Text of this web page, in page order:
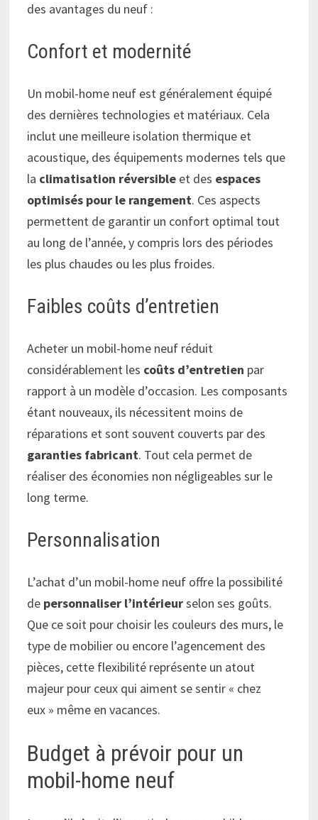
des avantages du neuf :
Confort et modernité
Un mobil-home neuf est généralement équipé
des dernières technologies et matériaux. Cela
inclut une meilleure isolation thermique et
acoustique, des équipements modernes tels que
la climatisation réversible et des espaces
optimisés pour le rangement. Ces aspects
permettent de garantir un confort optimal tout
au long de l’année, y compris lors des périodes
les plus chaudes ou les plus froides.
Faibles coûts d’entretien
Acheter un mobil-home neuf réduit
considérablement les coûts d’entretien par
rapport à un modèle d’occasion. Les composants
étant nouveaux, ils nécessitent moins de
réparations et sont souvent couverts par des
garanties fabricant. Tout cela permet de
réaliser des économies non négligeables sur le
long terme.
Personnalisation
L’achat d’un mobil-home neuf offre la possibilité
de personnaliser l’intérieurselon ses goûts.
Que ce soit pour choisir les couleurs des murs, le
type de mobilier ou encore l’agencement des
pièces, cette flexibilité représente un atout
majeur pour ceux qui aiment se sentir « chez
eux » même en vacances.
Budget à prévoir pour un
mobil-home neuf